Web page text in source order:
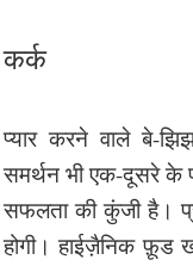
कर्क
प्यार करने वाले बे-
समर्थन भी एक-दूसरे के
सफलता की कुंजी है।
होगी। हाईज़ैनिक फ़ूड